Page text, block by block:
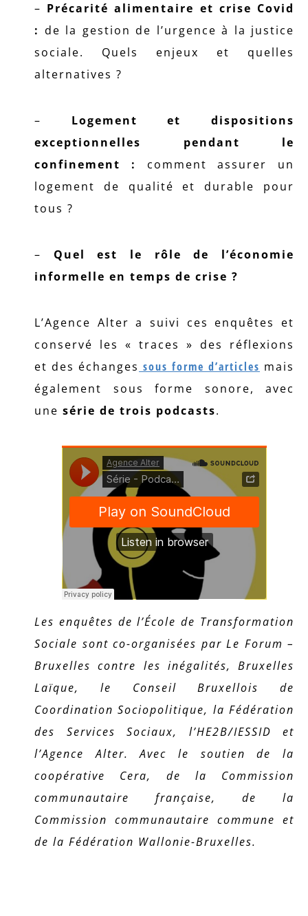
– Précarité alimentaire et crise Covid
: de la gestion de l’urgence à la justice
sociale. Quels enjeux et quelles
alternatives ?
– Logement et dispositions
exceptionnelles pendant le
confinement : comment assurer un
logement de qualité et durable pour
tous ?
– Quel est le rôle de l’économie
informelle en temps de crise ?
L’Agence Alter a suivi ces enquêtes et
conservé les « traces » des réflexions
et des échanges sous forme d’articles mais
également sous forme sonore, avec
une série de trois podcasts.
Les enquêtes de l’École de Transformation
Sociale sont co-organisées par Le Forum –
Bruxelles contre les inégalités, Bruxelles
Laïque, le Conseil Bruxellois de
Coordination Sociopolitique, la Fédération
des Services Sociaux, l’HE2B/IESSID et
l’Agence Alter.
Avec le soutien de la
coopérative Cera, de la Commission
communautaire française, de la
Commission communautaire commune et
de la Fédération Wallonie-Bruxelles.